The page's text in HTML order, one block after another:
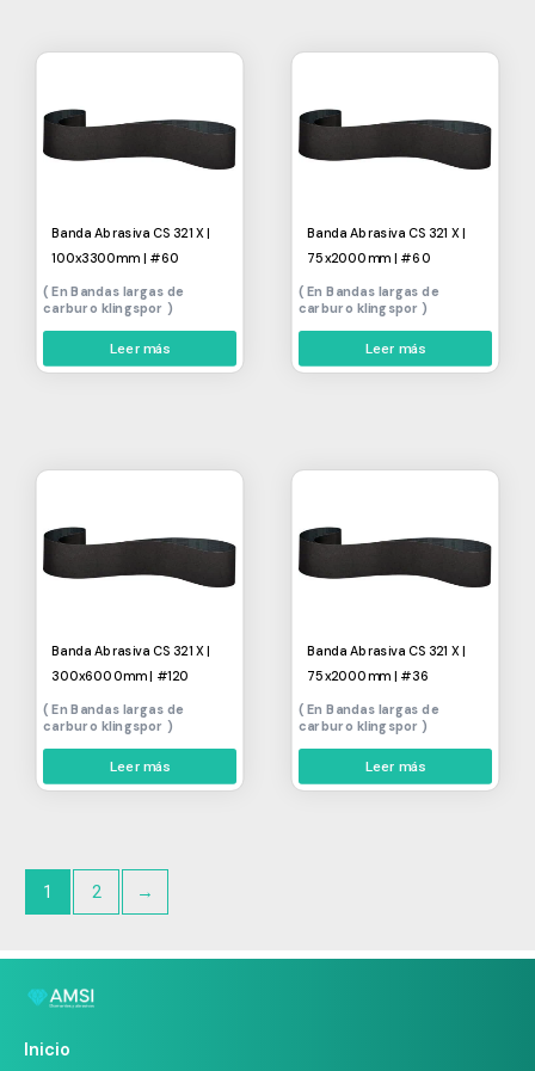
Banda Abrasiva CS 321 X |
100x3300mm | #60
Bandas largas de
carburo klingspor
Leer más
Banda Abrasiva CS 321 X |
75x2000mm | #60
Bandas largas de
carburo klingspor
Leer más
Banda Abrasiva CS 321 X |
300x6000mm | #120
Bandas largas de
carburo klingspor
Leer más
Banda Abrasiva CS 321 X |
75x2000mm | #36
Bandas largas de
carburo klingspor
Leer más
1 2 →
Inicio